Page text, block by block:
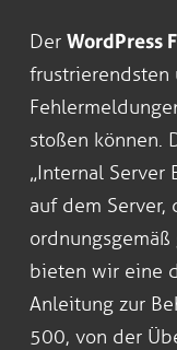
Der WordPress
frustrierendsten
stoßen können.
„Internal Server
auf dem Server,
bieten wir eine
Anleitung zur
500, von der